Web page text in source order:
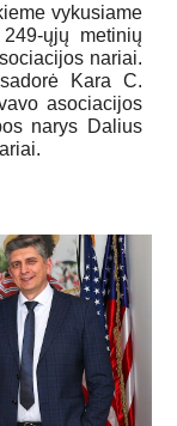
vykusiame
ųjų metinių
nariai.
Kara C.
asociacijos
narys Dalius